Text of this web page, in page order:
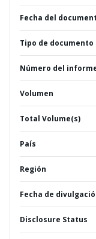
Fecha del
Tipo de documento
Número del
Volumen
Total Volume(s)
País
Región
Fecha de
Disclosure Status